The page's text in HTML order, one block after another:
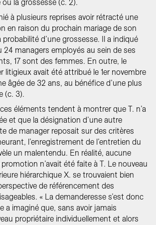
la grossesse (c. 2).
à plusieurs reprises avoir rétracté une
en raison du prochain mariage de son
d’une grossesse. Il a indiqué
24 managers employés au sein de ses
17 sont des femmes. En outre, le
litigieux avait été attribué le 1er novembre
âgée de 32 ans, au bénéfice d’une plus
(c. 3).
éléments tendent à montrer que T. n’a
et que la désignation d’une autre
de manager reposait sur des critères
l’enregistrement de l’entretien du
un malentendu. En réalité, aucune
n’avait été faite à T. Le nouveau
hiérarchique X. se trouvaient bien
de référencement des
« La demanderesse s’est donc
a imaginé que, sans avoir jamais
propriétaire individuellement et alors